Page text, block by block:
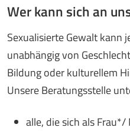
Wer kann sich an
Sexualisierte Gewalt kann
unabhängig von
Bildung oder kulturellem
Unsere Beratungsstelle
alle, die sich als